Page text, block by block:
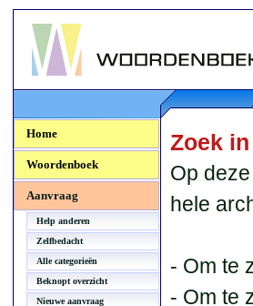
Woordenboek.NU
Home
Woordenboek
Aanvraag
Help anderen
Zelfbedacht
Alle categorieën
Beknopt overzicht
Nieuwe aanvraag
Zoek
Op
hele
- Om te
- Om te